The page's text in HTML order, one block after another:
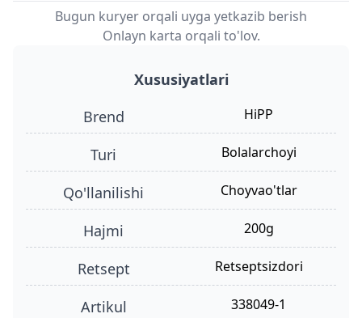
Bugun kuryer orqali uyga yetkazib berish
Onlayn karta orqali to'lov.
Xususiyatlari
Brend
HiPP
turi bolalarchoyi
qo'llanilishi choyvao'tlar
hajmi 200g
retsept retseptsizdori
Artikul 338049-1